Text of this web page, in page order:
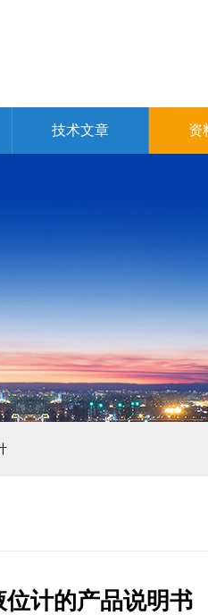
技术文章 资
计的产品说明书